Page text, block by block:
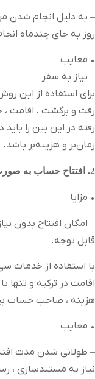
– به دلیل انجام شدن
روز به جای چندماه
• معایب
– نیاز به سفر
برای استفاده از این
رفت و برگشت ، اقامت ،
رفته در این بین را
زمان‌بر و هزینه‌بر باشد.
2. افتتاح حساب به صورت غیرحضوری
• مزایا
– امکان افتتاح بدون
قابل توجه.
با استفاده از خدمات
اقامت در ترکیه و
هزینه ، صاحب حساب
• معایب
– طولانی شدن مدت
نیاز به مستندسازی ،